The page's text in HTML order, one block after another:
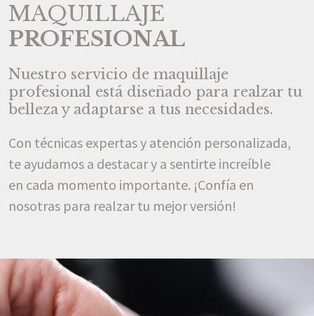
MAQUILLAJE
PROFESIONAL
Nuestro servicio de maquillaje
profesional está diseñado para realzar tu
belleza y adaptarse a tus necesidades.
Con técnicas expertas y atención personalizada,
te ayudamos a destacar y a sentirte increíble
en cada momento importante. ¡Confía en
nosotras para realzar tu mejor versión!